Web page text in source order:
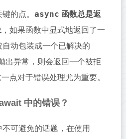
的点。 async 函数总是返
，如果函数中显式地返回了一
动包装成一个已解决的
出异常，则会返回一个被拒
点对于错误处理尤为重要。
中的错误？
可避免的话题，在使用